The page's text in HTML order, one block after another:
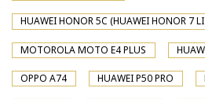
HUAWEI HONOR 5C (HUAWEI HONOR 7
MOTOROLA MOTO E4 PLUS
OPPO A74 HUAWEI P50 PRO